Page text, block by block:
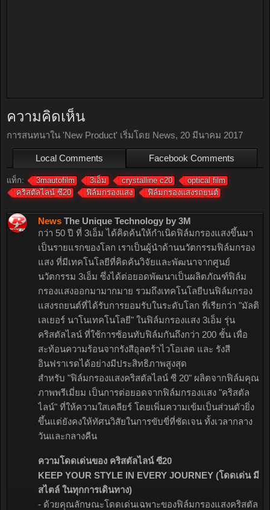
ความคิดเห็น
การสนทนาใน 'New Product' เริ่มโดย News, 20 มีนาคม 2017
Local Comments Facebook Comments
แท็ก: 3mautofilm 3เอ็ม crystalline c20
optical film
คริสตัลไลน์ ซี20
ฟิล์มกรองแสง ฟิล์มกรองแสงรถยนต์
News The Unique Technology by 3M
กว่า 50 ปี ที่ 3เอ็ม ได้คิดค้นให้กำเนิดฟิล์มกรองแสงขึ้นมา
เป็นรายแรกของโลก เราเป็นผู้นำด้านนวัตกรรมฟิล์มกรอง
แสง ที่มีเทคโนโลยีที่คิดค้นวิจัยและพัฒนาจากศูนย์
นวัตกรรม 3เอ็ม ซึ่งได้ต่อยอดพัฒนาเป็นผลิตภัณฑ์ฟิล์ม
กรองแสงออกมามากมาย รวมถึงเทคโนโลยีบนฟิล์มกรอง
แสงรถยนต์ที่ได้รับการยอมรับในระดับโลก ที่เรียกว่า "มัลติ
เลเยอร์ นาโนเทคโนโลยี" ในฟิล์มกรองแสง 3เอ็ม รุ่น
คริสตัลไลน์ ที่ใช้การซ้อนทับฟิล์มกันถึงกว่า 200 ชั้น เพื่อ
สะท้อนความร้อนจากรังสีอุลตร้าไวโอเลต และ รังสี
อินฟราเรดได้อย่างมีประสิทธิภาพสูงสุด
สำหรับ "ฟิล์มกรองแสงคริสตัลไลน์ ซี 20" ผลิตจากฟิล์มคุณ
ภาพพรีเมี่ยม เป็นการต่อยอดจากฟิล์มกรองแสง "คริสตัล
ไลน์" ที่ให้ความใสเคลียร์ โดยเพิ่มความเข้มเป็นส่วนตัวยิ่ง
ขึ้นแต่ยังคงให้ทัศนวิสัยในการขับขี่ที่ชัดเจน ทั้งเวลากลาง
วันและกลางคืน
ความโดดเด่นของ คริสตัลไลน์ ซี20
KEEP YOUR STYLE IN EVERY JOURNEY (โดดเด่น มี
สไตล์ ในทุกการเดินทาง)
- ด้วยคุณลักษณะโดดเด่นเฉพาะของฟิล์มกรองแสงคริสตัล